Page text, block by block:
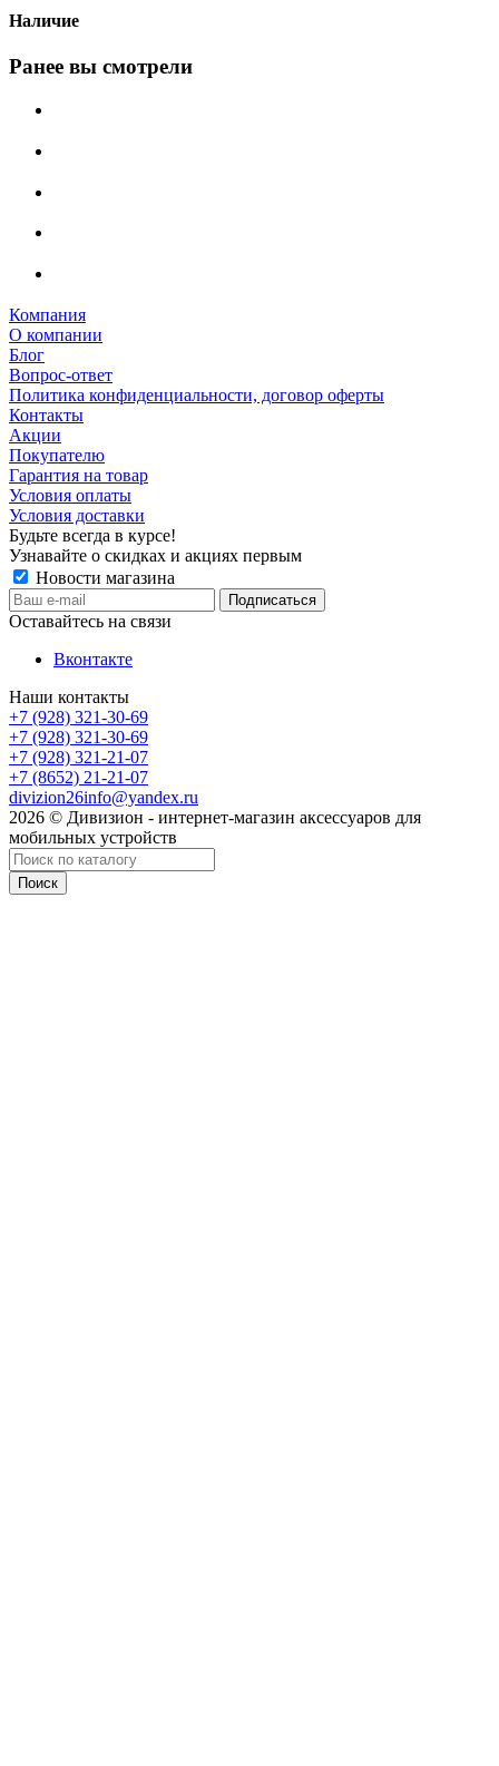
Наличие
Ранее вы смотрели
Компания
О компании
Блог
Вопрос-ответ
Политика конфиденциальности, договор оферты
Контакты
Акции
Покупателю
Гарантия на товар
Условия оплаты
Условия доставки
Будьте всегда в курсе!
Узнавайте о скидках и акциях первым
Новости магазина
Оставайтесь на связи
Вконтакте
Наши контакты
+7 (928) 321-30-69
+7 (928) 321-30-69
+7 (928) 321-21-07
+7 (8652) 21-21-07
divizion26info@yandex.ru
2026 © Дивизион - интернет-магазин аксессуаров для
мобильных устройств
Поиск